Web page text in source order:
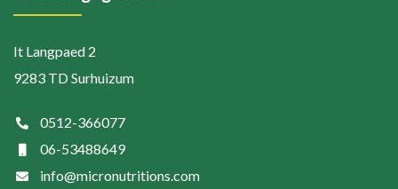
It Langpaed 2
9283 TD Surhuizum
0512-366077
06-53488649
info@micronutritions.com